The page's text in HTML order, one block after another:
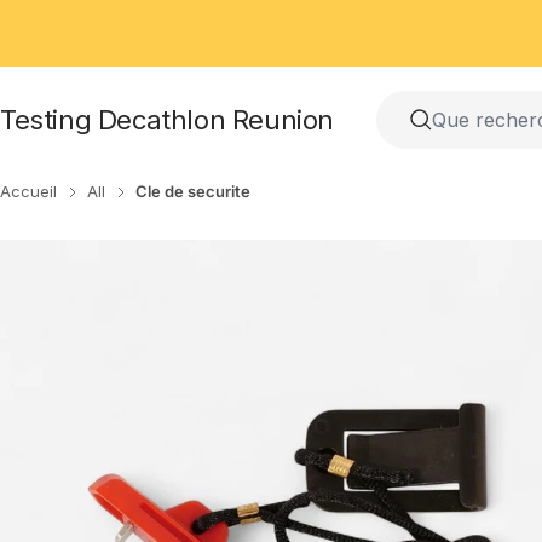
contenu
Testing Decathlon Reunion
Accueil All Cle de securite